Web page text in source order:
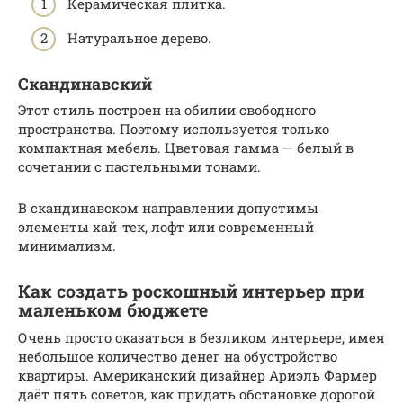
Керамическая плитка.
Натуральное дерево.
Скандинавский
Этот стиль построен на обилии свободного
пространства. Поэтому используется только
компактная мебель. Цветовая гамма — белый в
сочетании с пастельными тонами.
В скандинавском направлении допустимы
элементы хай-тек, лофт или современный
минимализм.
Как создать роскошный интерьер при
маленьком бюджете
Очень просто оказаться в безликом интерьере, имея
небольшое количество денег на обустройство
квартиры. Американский дизайнер Ариэль Фармер
даёт пять советов, как придать обстановке дорогой